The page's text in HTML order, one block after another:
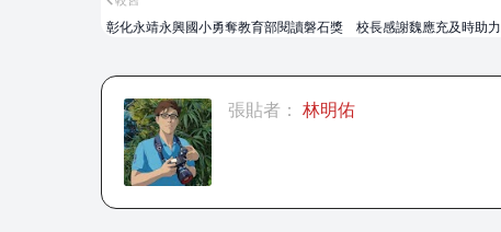
彰化永靖永興國小勇奪教育部閱讀磐石獎 校長感謝魏應充及時助力
張貼者： 林明佑